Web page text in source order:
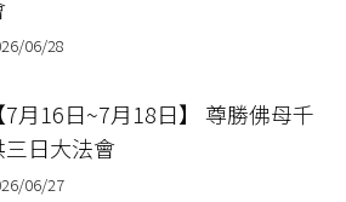
06/28
【7月16日~7月18日】 尊勝佛母千
三日大法會
06/27